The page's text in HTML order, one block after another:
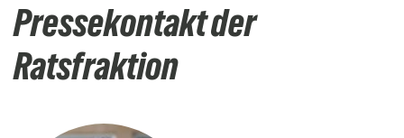
Pressekontakt der
Ratsfraktion